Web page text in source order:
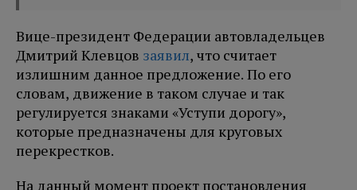
Вице-президент Федерации автовладельцев
Дмитрий Клевцов заявил, что считает
излишним данное предложение. По его
словам, движение в таком случае и так
регулируется знаками «Уступи дорогу»,
которые предназначены для круговых
перекрестков.
На данный момент проект постановления